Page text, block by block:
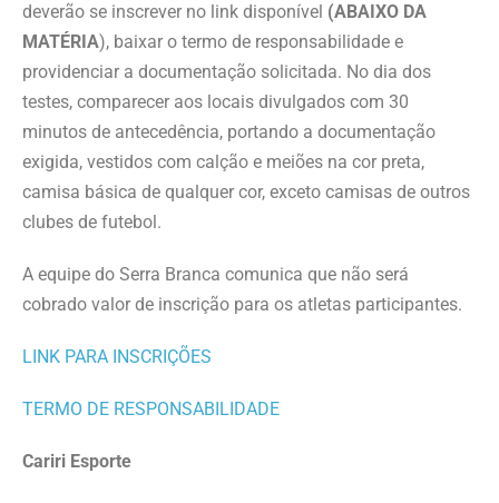
deverão se inscrever no link disponível (ABAIXO DA
MATÉRIA), baixar o termo de responsabilidade e
providenciar a documentação solicitada. No dia dos
testes, comparecer aos locais divulgados com 30
minutos de antecedência, portando a documentação
exigida, vestidos com calção e meiões na cor preta,
camisa básica de qualquer cor, exceto camisas de outros
clubes de futebol.
A equipe do Serra Branca comunica que não será
cobrado valor de inscrição para os atletas participantes.
LINK PARA INSCRIÇÕES
TERMO DE RESPONSABILIDADE
Cariri Esporte